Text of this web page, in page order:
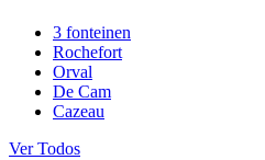
3 fonteinen
Rochefort
Orval
De Cam
Cazeau
Ver Todos